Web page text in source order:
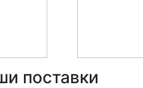
поставки